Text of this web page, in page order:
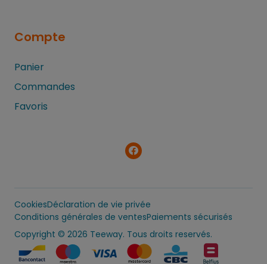
Compte
Panier
Commandes
Favoris
CookiesDéclaration de vie privée
Conditions générales de ventesPaiements sécurisés
Copyright © 2026 Teeway. Tous droits reservés.